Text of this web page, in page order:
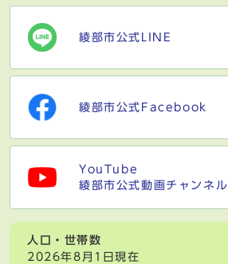
綾部市公式LINE
綾部市公式Facebook
YouTube
綾部市公式動画チャンネル
人口・世帯数
2026年8月1日現在